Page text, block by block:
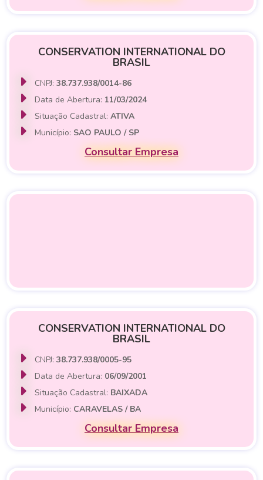
CONSERVATION INTERNATIONAL DO
BRASIL
CNPJ:38.737.938/0014-86
Data de Abertura: 11/03/2024
Situação Cadastral:ATIVA
Município: SAO PAULO / SP
Consultar Empresa
CONSERVATION INTERNATIONAL DO
BRASIL
CNPJ:38.737.938/0005-95
Data de Abertura: 06/09/2001
Situação Cadastral: BAIXADA
Município: CARAVELAS / BA
Consultar Empresa